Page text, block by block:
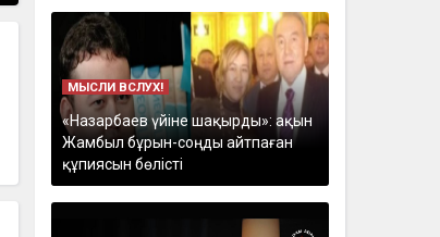
МЫСЛИ ВСЛУХ!
«Назарбаев үйіне шақырды»: ақын
Жамбыл бұрын-соңды айтпаған
құпиясын бөлісті